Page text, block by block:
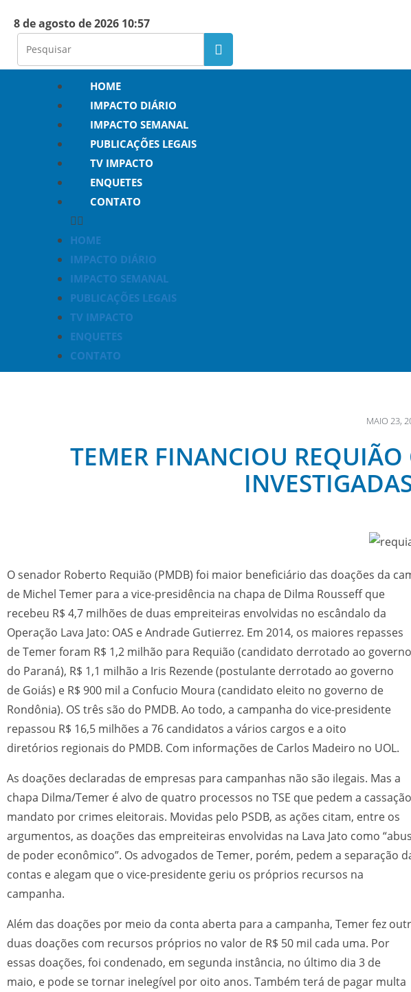
8 de agosto de 2026 10:57
HOME
IMPACTO DIÁRIO
IMPACTO SEMANAL
PUBLICAÇÕES LEGAIS
TV IMPACTO
ENQUETES
CONTATO
HOME
IMPACTO DIÁRIO
IMPACTO SEMANAL
PUBLICAÇÕES LEGAIS
TV IMPACTO
ENQUETES
CONTATO
MAIO 23,
TEMER FINANCIOU
O senador Roberto Requião (PMDB) foi maior beneficiário das doações da
de Michel Temer para a vice-presidência na chapa de Dilma Rousseff que
recebeu R$ 4,7 milhões de duas empreiteiras envolvidas no escândalo da
Operação Lava Jato: OAS e Andrade Gutierrez. Em 2014, os maiores repasses
de Temer foram R$ 1,2 milhão para Requião (candidato derrotado ao governo
do Paraná), R$ 1,1 milhão a Iris Rezende (postulante derrotado ao governo
de Goiás) e R$ 900 mil a Confucio Moura (candidato eleito no governo de
Rondônia). OS três são do PMDB. Ao todo, a campanha do vice-presidente
repassou R$ 16,5 milhões a 76 candidatos a vários cargos e a oito
diretórios regionais do PMDB. Com informações de Carlos Madeiro no UOL.
As doações declaradas de empresas para campanhas não são ilegais. Mas a
chapa Dilma/Temer é alvo de quatro processos no TSE que pedem a
mandato por crimes eleitorais. Movidas pelo PSDB, as ações citam, entre os
argumentos, as doações das empreiteiras envolvidas na Lava Jato como
de poder econômico”. Os advogados de Temer, porém, pedem a separação
contas e alegam que o vice-presidente geriu os próprios recursos na
campanha.
Além das doações por meio da conta aberta para a campanha, Temer fez
duas doações com recursos próprios no valor de R$ 50 mil cada uma. Por
essas doações, foi condenado, em segunda instância, no último dia 3 de
maio, e pode se tornar inelegível por oito anos. Também terá de pagar multa